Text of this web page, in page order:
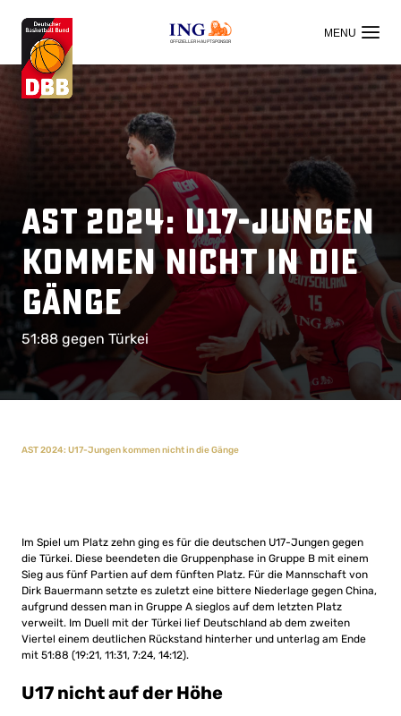
OFFIZIELLER HAUPTSPONSOR
AST 2024: U17-Jungen
kommen nicht in die
Gänge
51:88 gegen Türkei
AST 2024: U17-Jungen kommen nicht in die Gänge
Im Spiel um Platz zehn ging es für die deutschen U17-Jungen gegen
die Türkei. Diese beendeten die Gruppenphase in Gruppe B mit einem
Sieg aus fünf Partien auf dem fünften Platz. Für die Mannschaft von
Dirk Bauermann setzte es zuletzt eine bittere Niederlage gegen China,
aufgrund dessen man in Gruppe A sieglos auf dem letzten Platz
verweilt. Im Duell mit der Türkei lief Deutschland ab dem zweiten
Viertel einem deutlichen Rückstand hinterher und unterlag am Ende
mit 51:88 (19:21, 11:31, 7:24, 14:12).
U17 nicht auf der Höhe